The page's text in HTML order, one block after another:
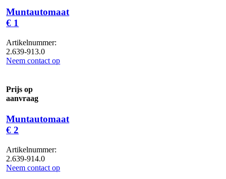
Muntautomaat
€ 1
Artikelnummer:
2.639-913.0
Neem contact op
Prijs op
aanvraag
Muntautomaat
€ 2
Artikelnummer:
2.639-914.0
Neem contact op